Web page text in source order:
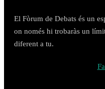
El Fòrum de Debats és un
on només hi trobaràs un
diferent a tu.